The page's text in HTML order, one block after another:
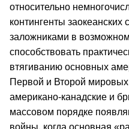
относительно
контингенты заокеанских
заложниками в
способствовать
втягиванию основных
Первой и Второй мировых
американо-канадские и
массовом порядке
войны, когда основная